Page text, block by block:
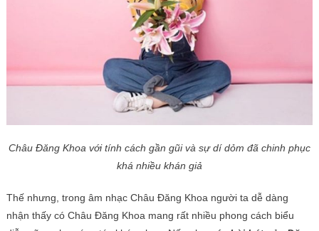
Châu Đăng Khoa với tính cách gần gũi và sự dí dỏm đã chinh phục
khá nhiều khán giả
Thế nhưng, trong âm nhạc Châu Đăng Khoangười ta dễ dàng
nhận thấy có Châu Đăng Khoa mang rất nhiều phong cách biểu